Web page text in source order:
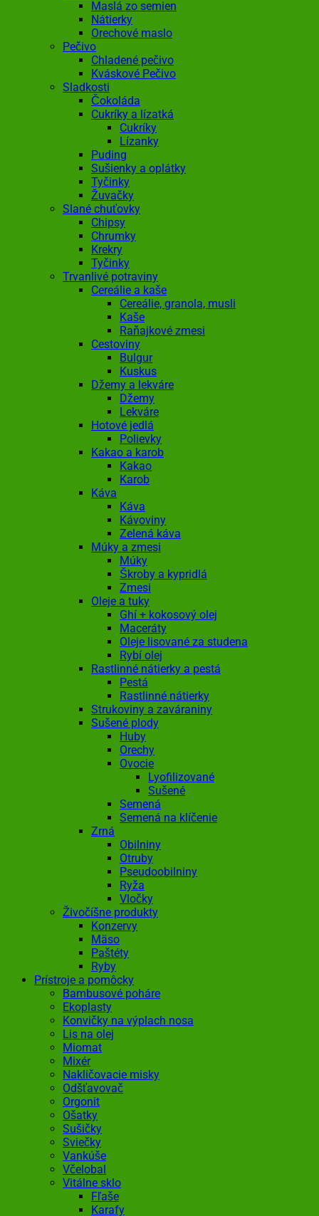
Maslá zo semien
Nátierky
Orechové maslo
Pečivo
Chladené pečivo
Kváskové Pečivo
Sladkosti
Čokoláda
Cukríky a lízatká
Cukríky
Lízanky
Puding
Sušienky a oplátky
Tyčinky
Žuvačky
Slané chuťovky
Chipsy
Chrumky
Krekry
Tyčinky
Trvanlivé potraviny
Cereálie a kaše
Cereálie, granola, musli
Kaše
Raňajkové zmesi
Cestoviny
Bulgur
Kuskus
Džemy a lekváre
Džemy
Lekváre
Hotové jedlá
Polievky
Kakao a karob
Kakao
Karob
Káva
Káva
Kávoviny
Zelená káva
Múky a zmesi
Múky
Škroby a kypridlá
Zmesi
Oleje a tuky
Ghí + kokosový olej
Maceráty
Oleje lisované za studena
Rybí olej
Rastlinné nátierky a pestá
Pestá
Rastlinné nátierky
Strukoviny a zaváraniny
Sušené plody
Huby
Orechy
Ovocie
Lyofilizované
Sušené
Semená
Semená na klíčenie
Zrná
Obilniny
Otruby
Pseudoobilniny
Ryža
Vločky
Živočíšne produkty
Konzervy
Mäso
Paštéty
Ryby
Prístroje a pomôcky
Bambusové poháre
Ekoplasty
Konvičky na výplach nosa
Lis na olej
Miomat
Mixér
Nakličovacie misky
Odšťavovač
Orgonit
Ošatky
Sušičky
Sviečky
Vankúše
Včelobal
Vitálne sklo
Fľaše
Karafy